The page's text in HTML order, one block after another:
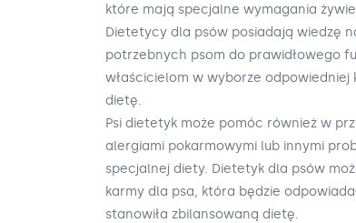
które mają specjalne wymagania
Dietetycy dla psów posiadają wiedzę
potrzebnych psom do prawidłowego
właścicielom w wyborze
dietę.
Psi dietetyk może pomóc również w
alergiami pokarmowymi lub innymi
specjalnej diety. Dietetyk dla psów
karmy dla psa, która będzie
stanowiła zbilansowaną dietę.